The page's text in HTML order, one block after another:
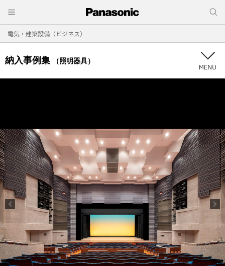
電気・建築設備（ビジネス）
納入事例集 （照明器具）